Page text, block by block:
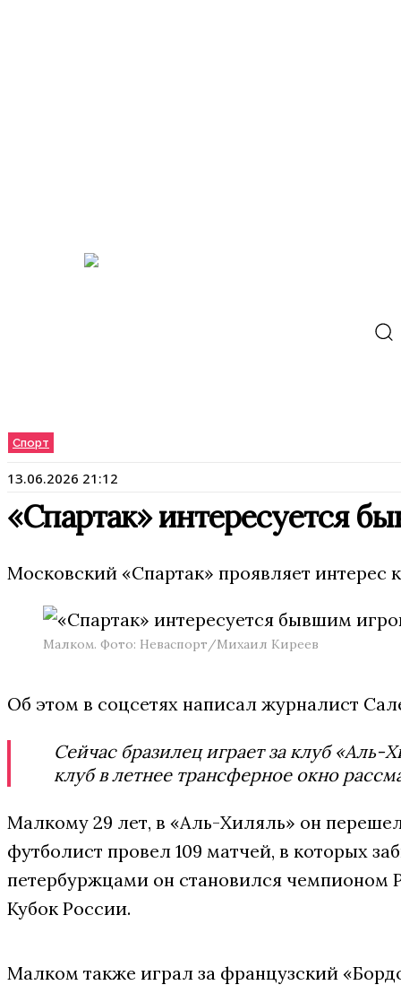
Спорт
13.06.2026 21:12
«Спартак» интересуется
Московский «Спартак» проявляет
Малком. Фото: Неваспорт/Михаил Киреев
Об этом в соцсетях написал журналист
Сейчас бразилец играет за клуб
клуб в летнее трансферное окно
Малкому 29 лет, в «Аль-Хиляль» он
футболист провел 109 матчей, в которых
петербуржцами он становился чемпионом
Кубок России.
Малком также играл за французский